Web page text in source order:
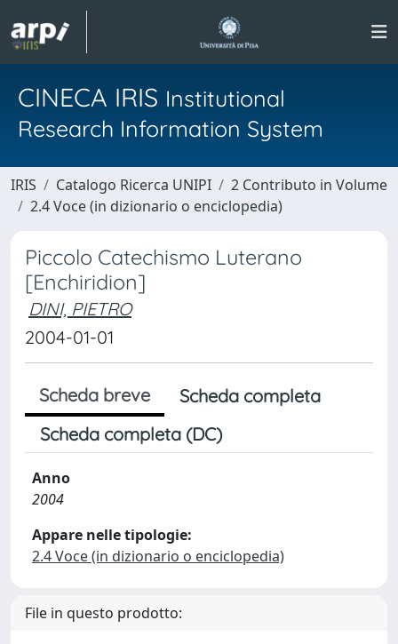
CINECA IRIS Institutional
Research Information System
IRIS Catalogo Ricerca UNIPI
2 Contributo in Volume
2.4 Voce (in dizionario o enciclopedia)
Piccolo Catechismo Luterano
[Enchiridion]
DINI, PIETRO
2004-01-01
Scheda breve
Scheda completa
Scheda completa (DC)
Anno
2004
Appare nelle tipologie:
2.4 Voce (in dizionario o enciclopedia)
File in questo prodotto: